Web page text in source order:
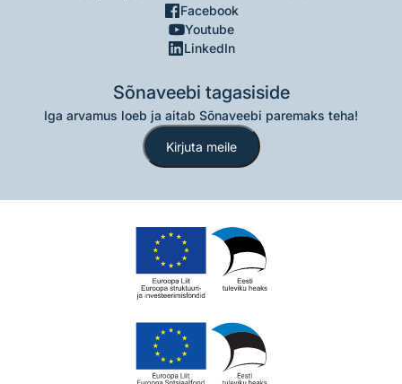
Facebook
Youtube
LinkedIn
Sõnaveebi tagasiside
Iga arvamus loeb ja aitab Sõnaveebi paremaks teha!
Kirjuta meile